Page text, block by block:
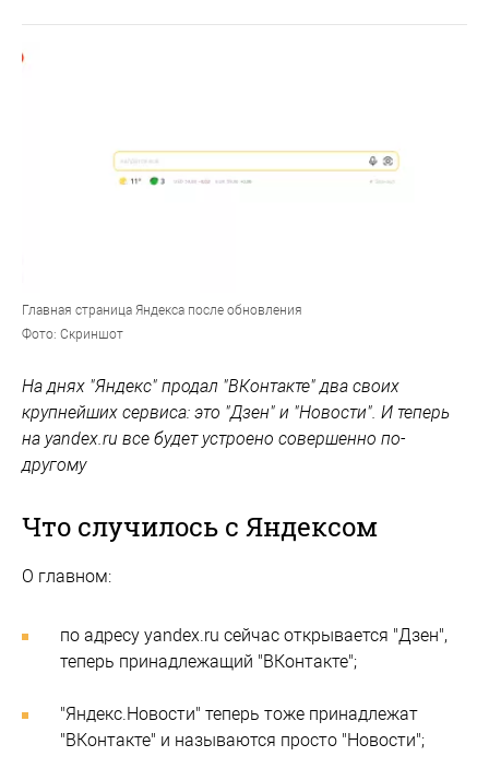
Главная страница Яндекса после обновления
Фото: Скриншот
На днях "Яндекс" продал "ВКонтакте" два своих
крупнейших сервиса: это "Дзен" и "Новости". И теперь
на yandex.ru все будет устроено совершенно по-
другому
Что случилось с Яндексом
О главном:
по адресу yandex.ru сейчас открывается "Дзен",
теперь принадлежащий "ВКонтакте";
"Яндекс.Новости" теперь тоже принадлежат
"ВКонтакте" и называются просто "Новости";